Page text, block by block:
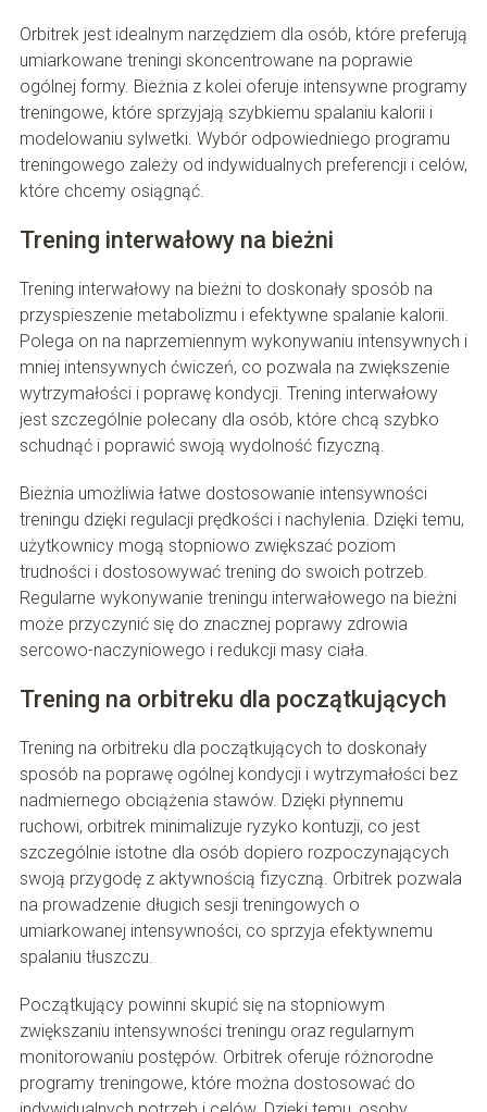
Orbitrek jest idealnym narzędziem dla osób, które preferują
umiarkowane treningi skoncentrowane na poprawie
ogólnej formy. Bieżnia z kolei oferuje intensywne programy
treningowe, które sprzyjają szybkiemu spalaniu kalorii i
modelowaniu sylwetki. Wybór odpowiedniego programu
treningowego zależy od indywidualnych preferencji i celów,
które chcemy osiągnąć.
Trening interwałowy na bieżni
Trening interwałowy na bieżni to doskonały sposób na
przyspieszenie metabolizmu i efektywne spalanie kalorii.
Polega on na naprzemiennym wykonywaniu intensywnych i
mniej intensywnych ćwiczeń, co pozwala na zwiększenie
wytrzymałości i poprawę kondycji. Trening interwałowy
jest szczególnie polecany dla osób, które chcą szybko
schudnąć i poprawić swoją wydolność fizyczną.
Bieżnia umożliwia łatwe dostosowanie intensywności
treningu dzięki regulacji prędkości i nachylenia. Dzięki temu,
użytkownicy mogą stopniowo zwiększać poziom
trudności i dostosowywać trening do swoich potrzeb.
Regularne wykonywanie treningu interwałowego na bieżni
może przyczynić się do znacznej poprawy zdrowia
sercowo-naczyniowego i redukcji masy ciała.
Trening na orbitreku dla początkujących
Trening na orbitreku dla początkujących to doskonały
sposób na poprawę ogólnej kondycji i wytrzymałości bez
nadmiernego obciążenia stawów. Dzięki płynnemu
ruchowi, orbitrek minimalizuje ryzyko kontuzji, co jest
szczególnie istotne dla osób dopiero rozpoczynających
swoją przygodę z aktywnością fizyczną. Orbitrek pozwala
na prowadzenie długich sesji treningowych o
umiarkowanej intensywności, co sprzyja efektywnemu
spalaniu tłuszczu.
Początkujący powinni skupić się na stopniowym
zwiększaniu intensywności treningu oraz regularnym
monitorowaniu postępów. Orbitrek oferuje różnorodne
programy treningowe, które można dostosować do